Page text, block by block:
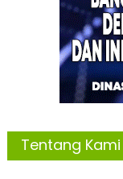
Tentang Kami